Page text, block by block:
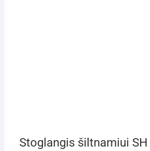
Stoglangis šiltnamiui